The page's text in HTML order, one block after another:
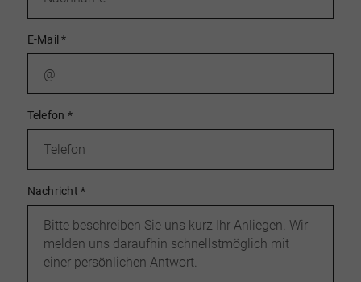
E-Mail*
Telefon *
Nachricht*